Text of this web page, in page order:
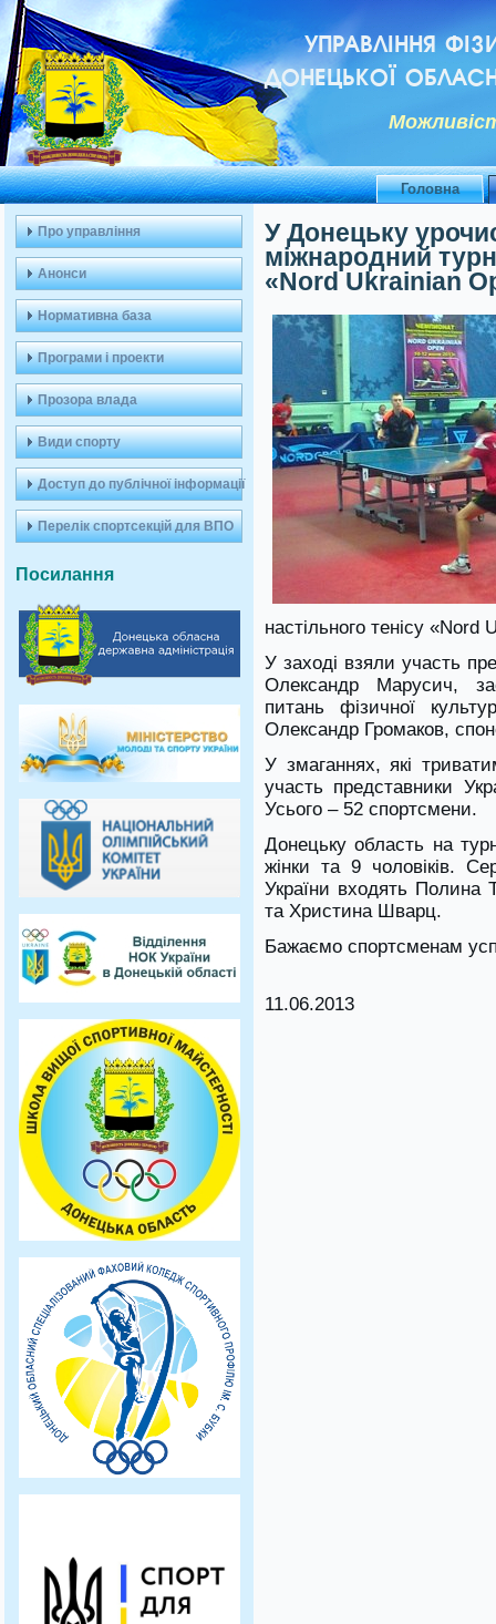
УПРАВЛІННЯ
ДОНЕЦЬКОЇ
Головна
Про управління
Анонси
Нормативна база
Програми і проекти
Прозора влада
Види спорту
Доступ до публічної інформації
Перелік спортсекцій для ВПО
Посилання
У Донецьку
міжнародний
«Nord Ukrainian
настільного тенісу «Nord
У заході взяли участь
Олександр Марусич,
питань фізичної
Олександр Громаков,
У змаганнях, які
участь представники
Усього – 52 спортсмени.
Донецьку область на
жінки та 9 чоловіків.
України входять Полина
та Христина Шварц.
Бажаємо спортсменам
11.06.2013